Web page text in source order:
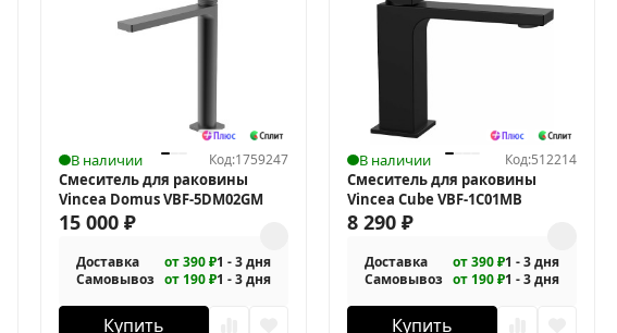
В наличии Код:1759247
Смеситель для раковины
Vincea Domus VBF-5DM02GM
15 000₽
Доставка от 390 ₽1 - 3 дня
Самовывоз от 190 ₽1 - 3 дня
Купить
В наличии Код:512214
Смеситель для раковины
Vincea Cube VBF-1C01MB
8 290₽
Доставка от 390 ₽1 - 3 дня
Самовывоз от 190 ₽1 - 3 дня
Купить